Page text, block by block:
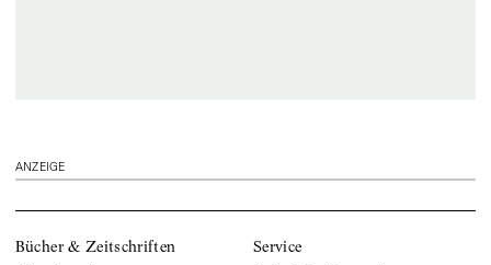
ANZEIGE
Bücher & Zeitschriften Service